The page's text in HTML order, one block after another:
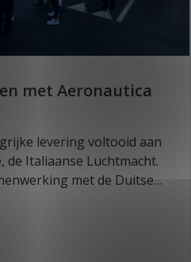
met Aeronautica
levering voltooid aan
de Italiaanse Luchtmacht.
met de Duitse
zijn vier volledig
voertuigen op…